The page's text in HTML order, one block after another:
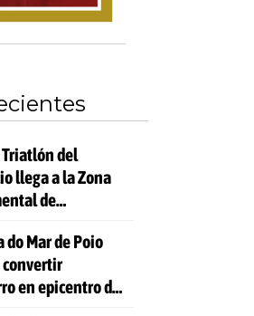
Triatlón del
llega a la Zona
de
do Mar de Poio
en epicentro de